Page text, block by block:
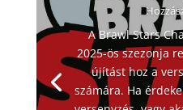
A Brawl Stars
2025-ös szezonja
újítást hoz a
számára. Ha